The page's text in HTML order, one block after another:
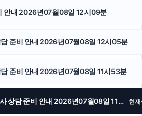
이혼소송비용
핸드폰소액결제
안내 2026년07월08일 12시09분
준비 안내 2026년07월08일 12시05분
준비 안내 2026년07월08일 11시53분
대전이혼전문변호사 상담 준비 안내 2026년07월08일 11시49분 현